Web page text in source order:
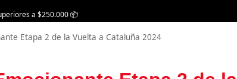
a $250.000 📦
Etapa 2 de la Vuelta a Cataluña 2024